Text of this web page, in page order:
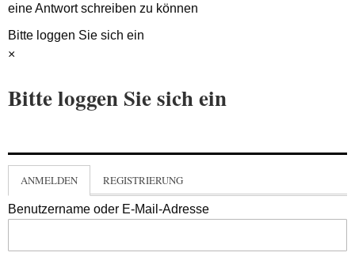
eine Antwort schreiben zu können
Bitte loggen Sie sich ein
×
Bitte loggen Sie sich ein
ANMELDEN REGISTRIERUNG
Benutzername oder E-Mail-Adresse